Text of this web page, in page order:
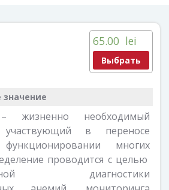
65.00 lei
Выбрать
значение
жизненно необходимый
участвующий в переносе
многих
проводится с целью
диагностики